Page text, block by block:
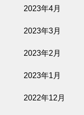
2023年4月
2023年3月
2023年2月
2023年1月
2022年12月